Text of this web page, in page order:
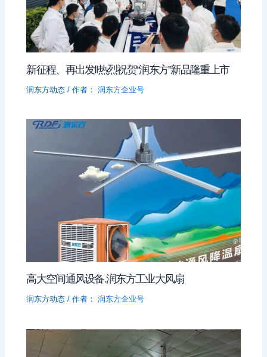
新征程、再出发‖热烈祝贺“润东方”新品隆重上市
润东方动态 / 作者： 润东方企业号
高大空间通风设备.润东方工业大风扇
润东方动态 / 作者： 润东方企业号